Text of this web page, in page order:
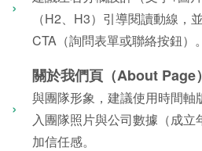
（H2、H3）引導閱讀動線，
CTA（詢問表單或聯絡按鈕）。
關於我們頁（About Page）
與團隊形象，建議使用時間軸
入團隊照片與公司數據（成
加信任感。